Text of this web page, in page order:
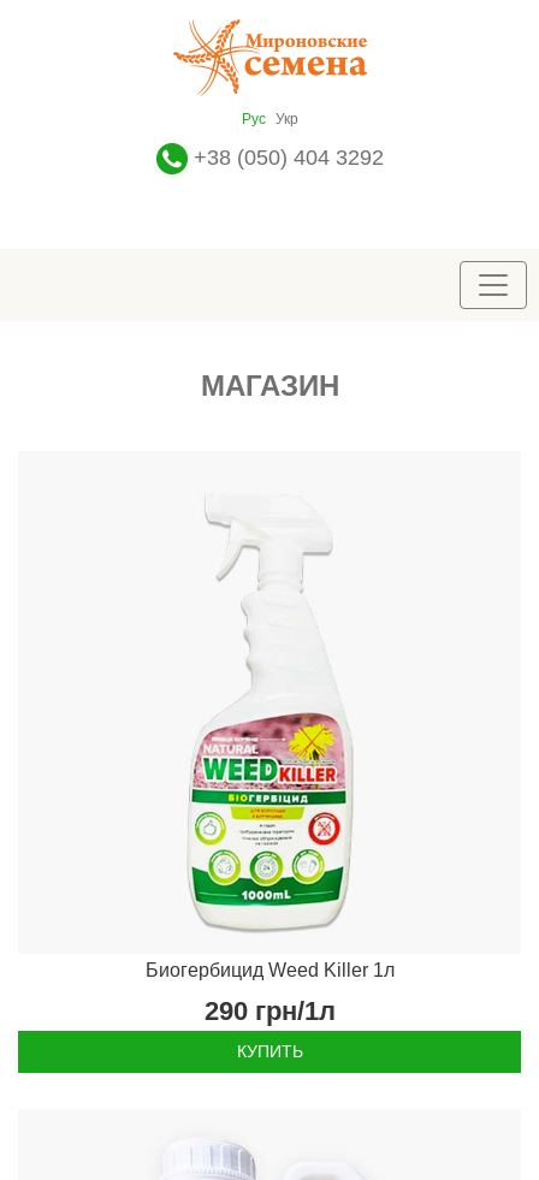
Рус Укр
+38 (050) 404 3292
МАГАЗИН
Биогербицид Weed Killer 1л
290 грн/1л
КУПИТЬ